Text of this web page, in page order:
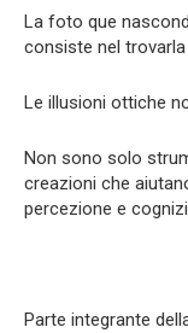
La foto que
consiste nel
Le illusioni ottiche
Non sono solo
creazioni che
percezione e
Parte integrante